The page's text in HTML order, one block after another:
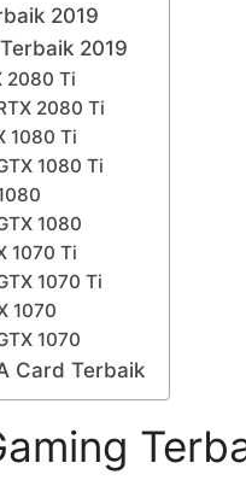
2019
2019
2080 Ti
2080 Ti
1080 Ti
1080 Ti
1080
1070 Ti
1070 Ti
1070
1070
Card Terbaik